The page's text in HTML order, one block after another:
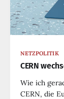
NETZPOLITIK
CERN
Wie ich
CERN, die